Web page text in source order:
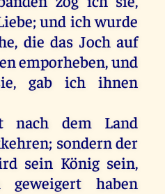
;und ichwurde
, die das Joch auf
emporheben,und
,gab ich
ihnen
nach dem
Land
; sondernder
sein König sein,
geweigerthaben